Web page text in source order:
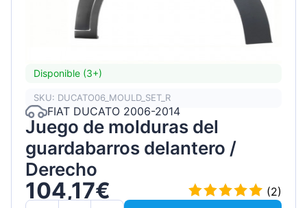
Disponible (3+)
SKU: DUCATO06_MOULD_SET_R
FIAT DUCATO 2006-2014
Juego de molduras del
guardabarros delantero /
Derecho
104,17€
(2)